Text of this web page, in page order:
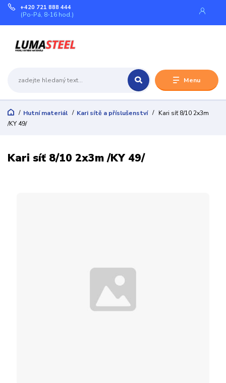
Menu
+420 721 888 444
(Po-Pá, 8-16 hod.)
Hutní materiál Kari sítě a příslušenství
Kari síť 8/10 2x3m
/KY 49/
Kari síť 8/10 2x3m /KY 49/